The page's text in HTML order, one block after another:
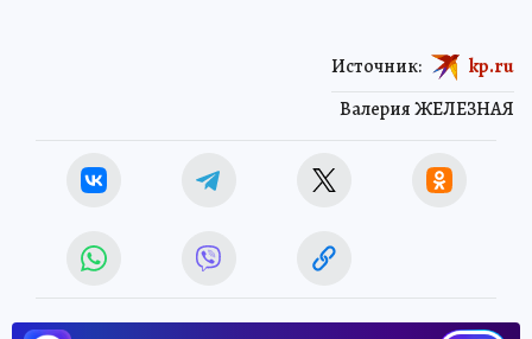
Валерия ЖЕЛЕЗНАЯ
Источник: kp.ru